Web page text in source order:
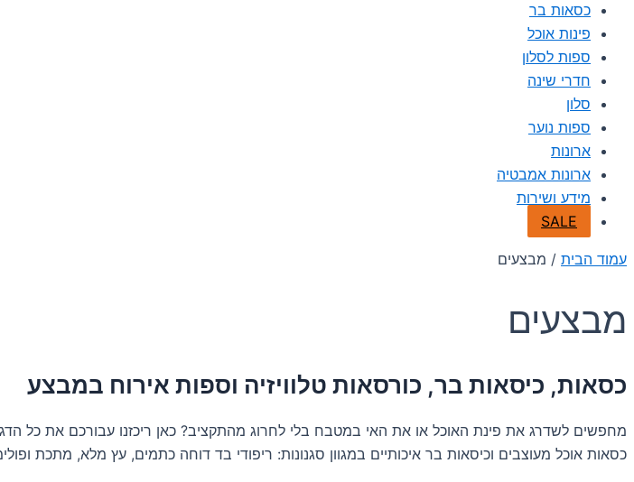
כסאות בר
פינות אוכל
ספות לסלון
חדרי שינה
סלון
ספות נוער
ארונות
ארונות אמבטיה
מידע ושירות
SALE
עמוד הבית / מבצעים
מבצעים
כסאות, כיסאות בר, כורסאות טלוויזיה וספות אירוח במבצע
מחפשים לשדרג את פינת האוכל או את האי במטבח בלי לחרוג מהתקציב? כאן ריכזנו עבורכם את כל
כסאות אוכל מעוצבים וכיסאות בר איכותיים במגוון סגנונות: ריפודי בד דוחה כתמים, עץ מלא, מתכת